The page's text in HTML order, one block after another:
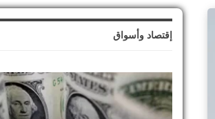
إقتصاد وأسواق